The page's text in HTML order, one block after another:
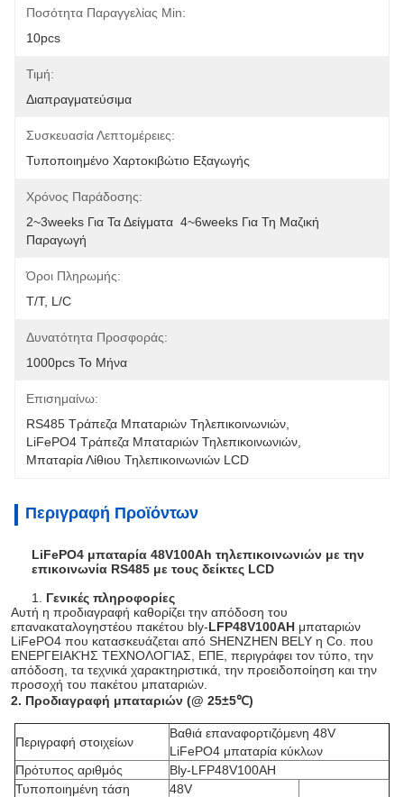
Ποσότητα Παραγγελίας Min:
10pcs
Τιμή:
Διαπραγματεύσιμα
Συσκευασία Λεπτομέρειες:
Τυποποιημένο Χαρτοκιβώτιο Εξαγωγής
Χρόνος Παράδοσης:
2~3weeks Για Τα Δείγματα  4~6weeks Για Τη Μαζική
Παραγωγή
Όροι Πληρωμής:
T/T, L/C
Δυνατότητα Προσφοράς:
1000pcs Το Μήνα
Επισημαίνω:
RS485 Τράπεζα Μπαταριών Τηλεπικοινωνιών
LiFePO4 Τράπεζα Μπαταριών Τηλεπικοινωνιών
Μπαταρία Λίθιου Τηλεπικοινωνιών LCD
Περιγραφή Προϊόντων
LiFePO4 μπαταρία 48V100Ah τηλεπικοινωνιών με την
επικοινωνία RS485 με τους δείκτες LCD
1. Γενικές πληροφορίες
Αυτή η προδιαγραφή καθορίζει την απόδοση του
επανακαταλογηστέου πακέτου bly-LFP48V100AH μπαταριών
LiFePO4 που κατασκευάζεται από SHENZHEN BELY η Co. που
ΕΝΕΡΓΕΙΑΚΉΣ ΤΕΧΝΟΛΟΓΊΑΣ, ΕΠΕ, περιγράφει τον τύπο, την
απόδοση, τα τεχνικά χαρακτηριστικά, την προειδοποίηση και την
προσοχή του πακέτου μπαταριών.
2. Προδιαγραφή μπαταριών (@ 25±5℃)
Περιγραφή στοιχείων
Βαθιά επαναφορτιζόμενη 48V
LiFePO4 μπαταρία κύκλων
Πρότυπος αριθμός
Bly-LFP48V100AH
Τυποποιημένη τάση
48V